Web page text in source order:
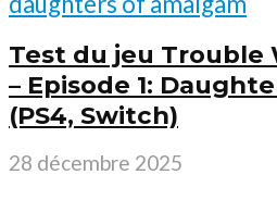
Test du jeu Trouble
– Episode 1:
(PS4, Switch)
28 décembre 2025